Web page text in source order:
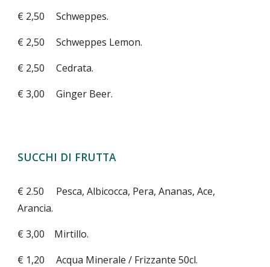
€ 2,50
Schweppes.
€ 2,50
Schweppes Lemon.
€ 2,50
Cedrata.
€ 3,00
Ginger Beer.
SUCCHI DI FRUTTA
€ 2.50
Pesca, Albicocca, Pera, Ananas, Ace,
Arancia.
€ 3,00 Mirtillo.
€ 1,20
Acqua Minerale / Frizzante 50cl.